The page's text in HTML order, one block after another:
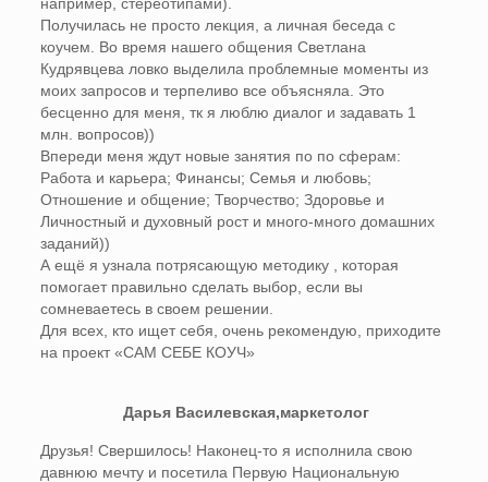
Получилась не просто лекция, а личная беседа с
коучем. Во время нашего общения Светлана
Кудрявцева ловко выделила проблемные моменты из
моих запросов и терпеливо все объясняла. Это
бесценно для меня, тк я люблю диалог и задавать 1
млн. вопросов))
Впереди меня ждут новые занятия по по сферам:
Работа и карьера; Финансы; Семья и любовь;
Отношение и общение; Творчество; Здоровье и
Личностный и духовный рост и много-много домашних
заданий))
А ещё я узнала потрясающую методику , которая
помогает правильно сделать выбор, если вы
сомневаетесь в своем решении.
Для всех, кто ищет себя, очень рекомендую, приходите
на проект «САМ СЕБЕ КОУЧ»
Дарья Василевская,маркетолог
Друзья! Свершилось! Наконец-то я исполнила свою
давнюю мечту и посетила Первую Национальную